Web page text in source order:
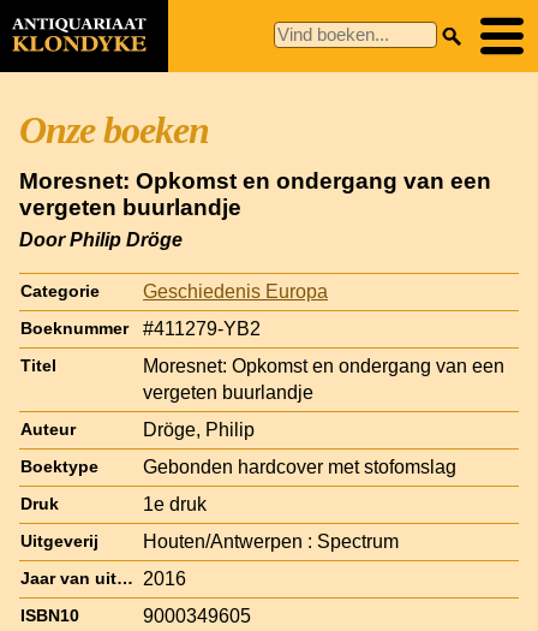
Onze boeken
Moresnet: Opkomst en ondergang van een
vergeten buurlandje
Door Philip Dröge
Categorie Geschiedenis Europa
Boeknummer #411279-YB2
Titel
Moresnet: Opkomst en ondergang van een
vergeten buurlandje
Auteur Dröge, Philip
Boektype Gebonden hardcover met stofomslag
Druk 1e druk
Uitgeverij Houten/Antwerpen : Spectrum
Jaar van uitgave 2016
ISBN10 9000349605